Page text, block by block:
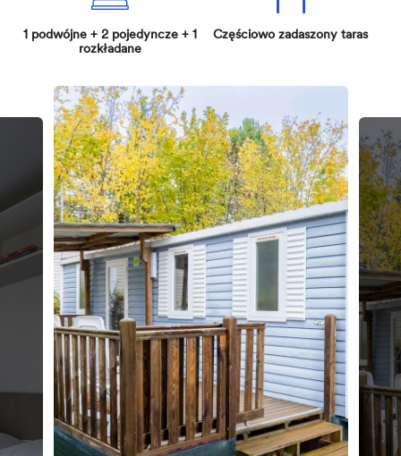
1 podwójne + 2 pojedyncze + 1
rozkładane
Częściowo zadaszony taras